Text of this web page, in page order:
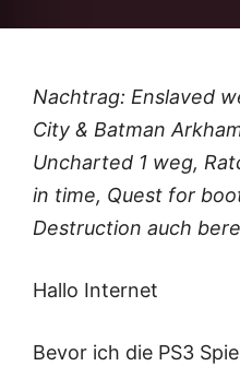
Nachtrag: Enslaved
City & Batman
Uncharted 1 weg,
in time, Quest for
Destruction auch
Hallo Internet
Bevor ich die PS3